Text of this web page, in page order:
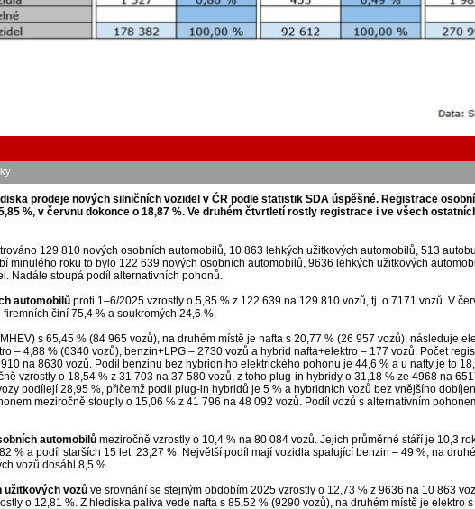
prodeje nových silničních vozidel v ČR podle statistik SDA úspěšné. Registrace
%, v červnu dokonce o 18,87 %. Ve druhém čtvrtletí rostly registrace i ve všech
129 810 nových osobních automobilů, 10 863 lehkých užitkových automobilů, 513
minulého roku to bylo 122 639 nových osobních automobilů, 9636 lehkých užitkových
Nadále stoupá podíl alternativních pohonů.
automobilůproti 1–6/2025 vzrostly o 5,85 % z 122 639 na 129 810 vozů, tj. o 7171 vozů. V
činí 75,4 % a soukromých 24,6 %.
s 65,45 % (84 965 vozů), na druhém místě je nafta s 20,77 % (26 957 vozů), následuje
– 4,88 % (6340 vozů), benzin+LPG – 2730 vozů a hybrid nafta+elektro – 177 vozů. Počet
na 8630 vozů. Podíl benzinu bez hybridního elektrického pohonu je 44,6 % a u nafty je to
vzrostly o 18,54 % z 31 703 na 37 580 vozů, z toho plug-in hybridy o 31,18 % ze 4968 na
podílejí 28,95 %, přičemž podíl plug-in hybridů je 5 % a hybridních vozů bez vnějšího
meziročně stouply o 15,06 % z 41 796 na 48 092 vozů. Podíl vozů s alternativním
automobilůmeziročně vzrostly o 10,4 % na 80 084 vozů. Jejich průměrné stáří je 10,3
% a podíl starších 15 let 23,27 %. Největší podíl mají vozidla spalující benzin – 49 %, na
vozů dosáhl 8,5 %.
užitkových vozůve srovnání se stejným obdobím 2025 vzrostly o 12,73 % z 9636 na 10 863
o 12,81 %. Z hlediska paliva vede nafta s 85,52 % (9290 vozů), na druhém místě je elektro